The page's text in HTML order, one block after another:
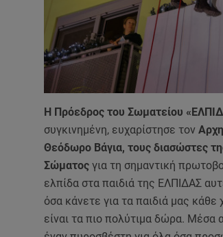
Η Πρόεδρος του Σωματείου
συγκινημένη, ευχαρίστησε τον
Θεόδωρο Βάγια, τους διασώστες
Σώματοςγια τη σημαντική
ελπίδα στα παιδιά της ΕΛΠΙΔΑΣ
όσα κάνετε για τα παιδιά μας
είναι τα πιο πολύτιμα δώρα. Μέσα